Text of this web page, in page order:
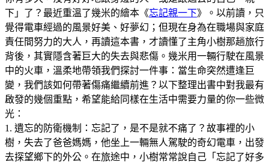
下」了？最近重溫了幾米的繪本《忘記親一下》。以前讀，只
覺得電車經過的風景好美、好夢幻；但現在身為在職場與家庭
責任間努力的大人，再讀這本書，才讀懂了主角小樹那趟旅行
背後，其實隱含著巨大的失去與悲傷。幾米用一輛行駛在風景
中的火車，溫柔地帶領我們探討一件事：當生命突然遭逢巨
變，我們該如何帶著傷痛繼續前進？以下整理出書中對我最有
啟發的幾個重點，希望能給同樣在生活中需要力量的你一些微
光：
1. 遺忘的防衛機制：忘記了，是不是就不痛了？故事裡的小
樹，失去了爸爸媽媽，他坐上一輛無人駕駛的奇幻電車，出發
去探望鄉下的外公。在旅途中，小樹常常說自己「忘記了好多